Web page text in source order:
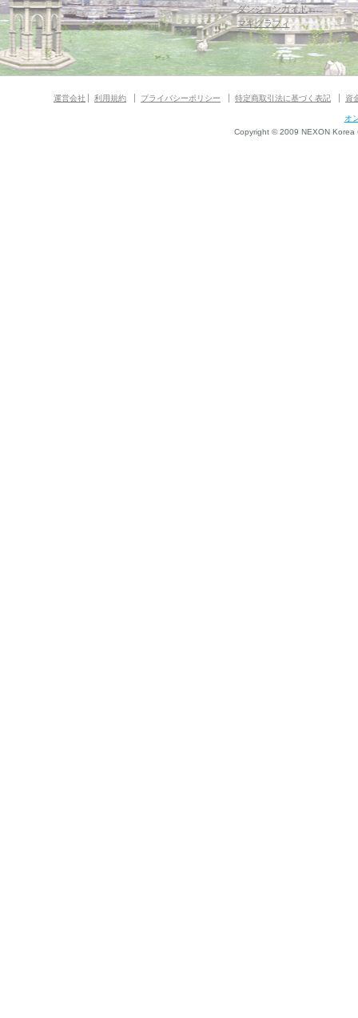
ダンジョンガイド
マギグラフィ
運営会社 利用規約 プライバシーポリシー 特定商取引法に基づく表記 資
オ
Copyright © 2009 NEXON Korea